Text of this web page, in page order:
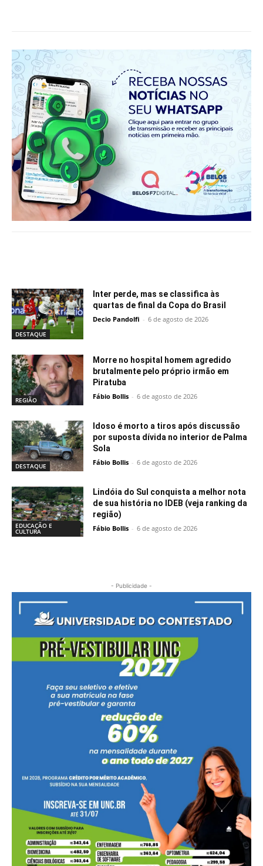
DESTAQUE
Inter perde, mas se classifica às
quartas de final da Copa do Brasil
Decio Pandolfi - 6 de agosto de 2026
REGIÃO
Morre no hospital homem agredido
brutalmente pelo próprio irmão em
Piratuba
Fábio Bollis - 6 de agosto de 2026
DESTAQUE
Idoso é morto a tiros após discussão
por suposta dívida no interior de Palma
Sola
Fábio Bollis - 6 de agosto de 2026
EDUCAÇÃO E
CULTURA
Lindóia do Sul conquista a melhor nota
de sua história no IDEB (veja ranking da
região)
Fábio Bollis - 6 de agosto de 2026
- Publicidade -